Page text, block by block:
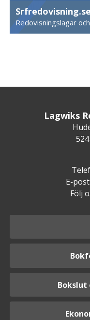
Srfredovisning.se
Redovisningslagar
Lagwiks
E-post:
Följ
Bokslut